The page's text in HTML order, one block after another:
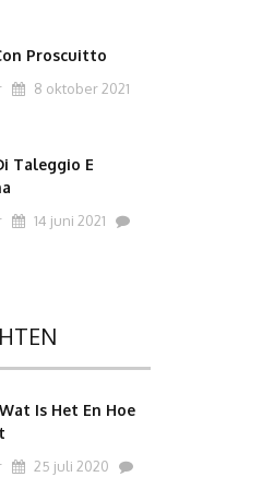
Proscuitto
8 oktober 2021
Taleggio E
14 juni 2021
Is Het En Hoe
25 juli 2020